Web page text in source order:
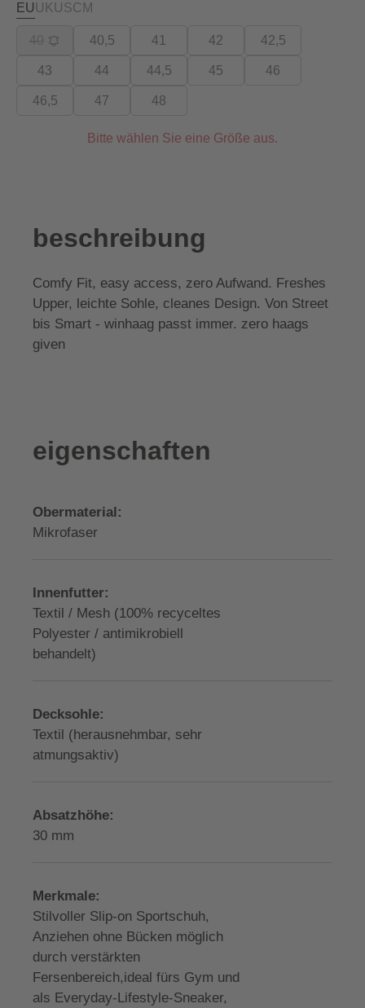
EUUKUSCM
40,5 41 42 42,5
43 44 44,5 45 46
46,5 47 48
Bitte wählen Sie eine Größe aus.
beschreibung
Comfy Fit, easy access, zero Aufwand. Freshes
Upper, leichte Sohle, cleanes Design. Von Street
bis Smart - winhaag passt immer. zero haags
given
eigenschaften
Obermaterial:
Mikrofaser
Innenfutter:
Textil / Mesh (100% recyceltes
Polyester / antimikrobiell
behandelt)
Decksohle:
Textil (herausnehmbar, sehr
atmungsaktiv)
Absatzhöhe:
30 mm
Merkmale:
Stilvoller Slip-on Sportschuh,
Anziehen ohne Bücken möglich
durch verstärkten
Fersenbereich,ideal fürs Gym und
als Everyday-Lifestyle-Sneaker,